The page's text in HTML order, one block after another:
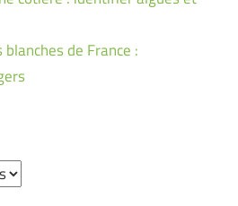
de France :